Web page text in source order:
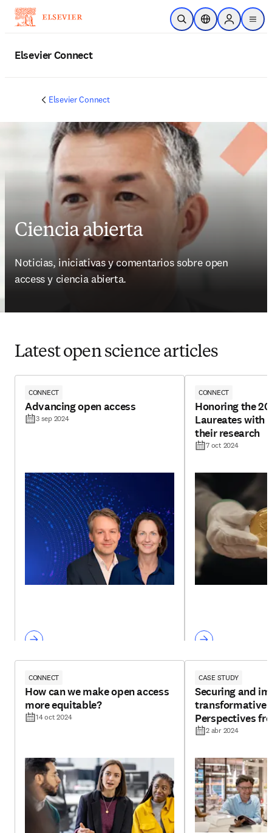
Saltar al contenido principal
Abrir búsqueda
Selector deSign in to
menu
Elsevier Connect
Elsevier Connect
Ciencia abierta
Noticias, iniciativas y comentarios sobre open
access y ciencia abierta.
Latest open science articles
CONNECT
Advancing open access
3 sep 2024
CONNECT
Honoring the
Laureates with
their research
7 oct 2024
CONNECT
How can we make open access
more equitable?
14 oct 2024
CASE STUDY
Securing and
transformative
Perspectives
leaders
2 abr 2024